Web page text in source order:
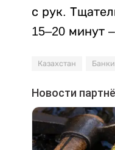
с рук.
15–20 минут
Казахстан Банки